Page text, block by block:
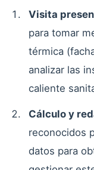
Visita
para tomar
térmica
analizar las
caliente
Cálculo y
reconocidos
datos para